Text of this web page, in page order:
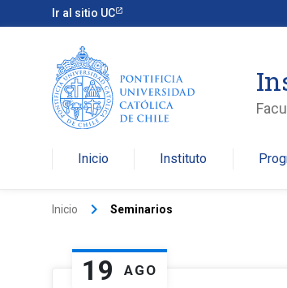
Ir al sitio UC
Inicio Instituto
Inicio keyboard_arrow_right Seminarios
19 AGO